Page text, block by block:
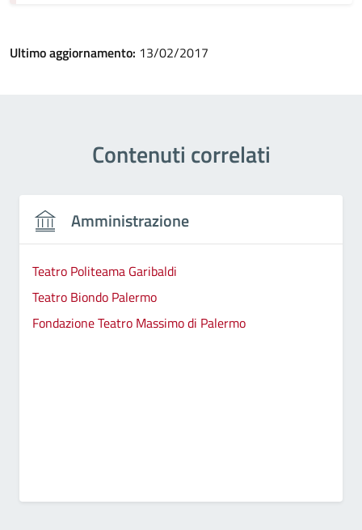
Ultimo aggiornamento: 13/02/2017
Contenuti correlati
Amministrazione
Teatro Politeama Garibaldi
Teatro Biondo Palermo
Fondazione Teatro Massimo di Palermo